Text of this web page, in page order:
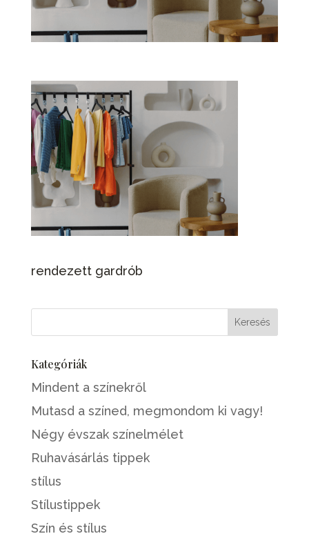
rendezett gardrób
Kategóriák
Mindent a színekről
Mutasd a színed, megmondom ki vagy!
Négy évszak színelmélet
Ruhavásárlás tippek
stílus
Stílustippek
Szín és stílus